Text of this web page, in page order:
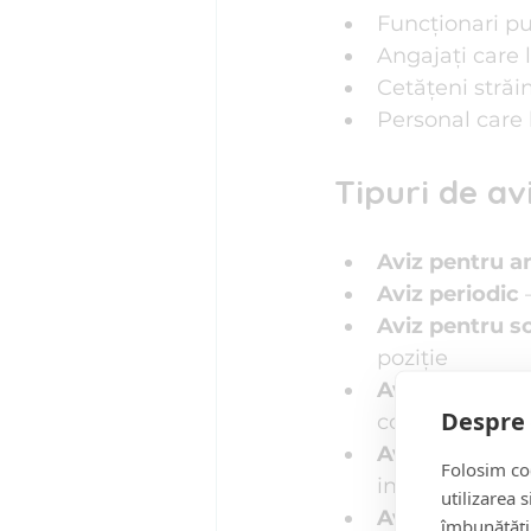
Folosim
utilizarea
Funcționari
Angajați care
Cetățeni
Personal
Tipuri de
Aviz pentru
Aviz periodic
Aviz pentru
poziție
Aviz pentru
concediu
Avize
inspector de
Avize pentru